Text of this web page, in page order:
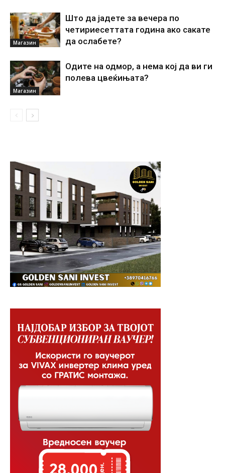
Магазин
Што да јадете за вечера по
четириесеттата година ако сакате
да ослабете?
Магазин
Одите на одмор, а нема кој да ви ги
полева цвеќињата?